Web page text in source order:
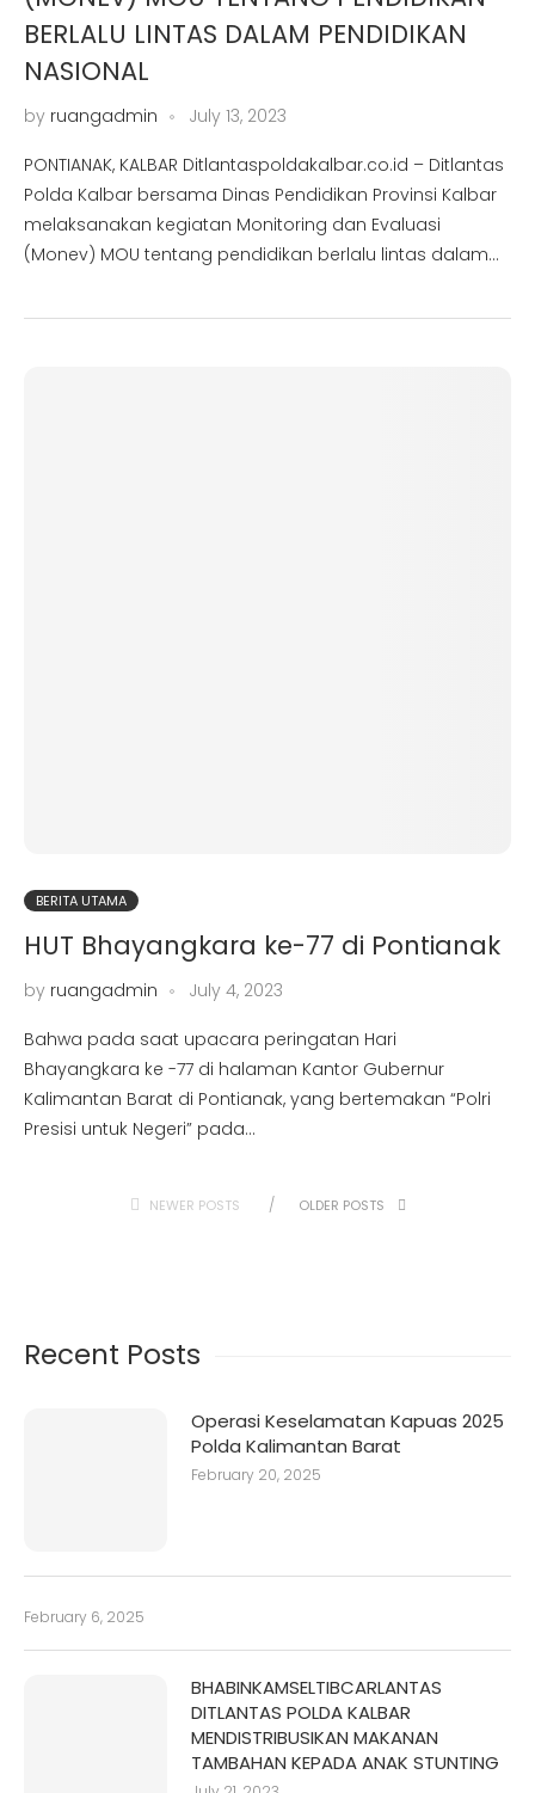
BERLALU LINTAS DALAM PENDIDIKAN
NASIONAL
by ruangadmin July 13, 2023
PONTIANAK, KALBAR Ditlantaspoldakalbar.co.id – Ditlantas
Polda Kalbar bersama Dinas Pendidikan Provinsi Kalbar
melaksanakan kegiatan Monitoring dan Evaluasi
(Monev) MOU tentang pendidikan berlalu lintas dalam…
BERITA UTAMA
HUT Bhayangkara ke-77 di Pontianak
by ruangadmin July 4, 2023
Bahwa pada saat upacara peringatan Hari
Bhayangkara ke -77 di halaman Kantor Gubernur
Kalimantan Barat di Pontianak, yang bertemakan “Polri
Presisi untuk Negeri” pada…
NEWER POSTS OLDER POSTS
Recent Posts
Operasi Keselamatan Kapuas 2025
Polda Kalimantan Barat
February 20, 2025
February 6, 2025
BHABINKAMSELTIBCARLANTAS
DITLANTAS POLDA KALBAR
MENDISTRIBUSIKAN MAKANAN
TAMBAHAN KEPADA ANAK STUNTING